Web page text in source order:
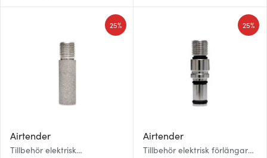
Airtender
Tillbehör elektrisk
25%
Airtender
Tillbehör elektrisk förlängare
25%